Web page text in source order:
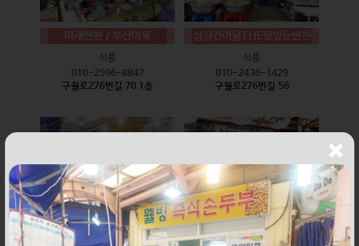
미래반찬 / 부산어묵
식품
010-2596-8847
구월로276번길 70 1층
싱싱건어물THE맛있는반찬
식품
010-2436-1429
구월로276번길 56
웰빙즉석손두부 윤하네건어물